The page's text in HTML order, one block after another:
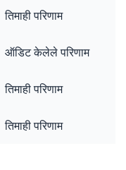
तिमाही परिणाम
ऑडिट केलेले परिणाम
तिमाही परिणाम
तिमाही परिणाम